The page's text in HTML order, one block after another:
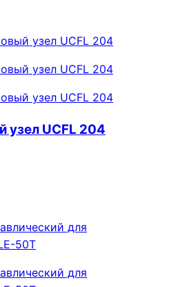
узел UCFL 204